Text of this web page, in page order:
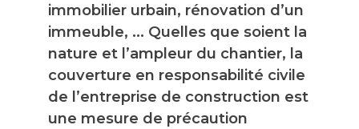
immobilier urbain, rénovation d’un
immeuble, … Quelles que soient la
nature et l’ampleur du chantier, la
couverture en responsabilité civile
de l’entreprise de construction est
une mesure de précaution